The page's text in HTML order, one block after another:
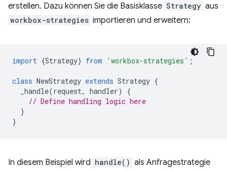
erstellen. Dazu können Sie die Basisklasse Strategy aus
workbox-strategies importieren und erweitern:
import {Strategy} from 'workbox-strategies' ;
class NewStrategy extends Strategy {
_handle(request, handler)
{
// Define handling logic here
}
}
In diesem Beispiel wird handle() als Anfragestrategie